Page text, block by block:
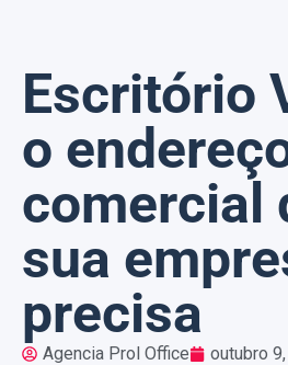
Escritório
o
comercial
sua
precisa
Agencia Prol Office outubro